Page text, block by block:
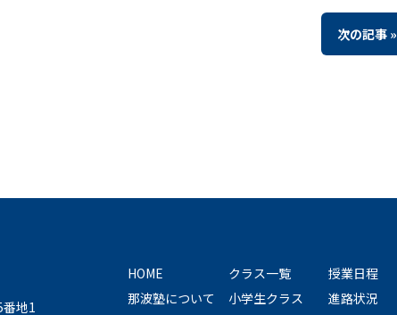
次の記事 »
地1
HOME
那波塾について
クラス一覧
小学生クラス
授業日程
進路状況